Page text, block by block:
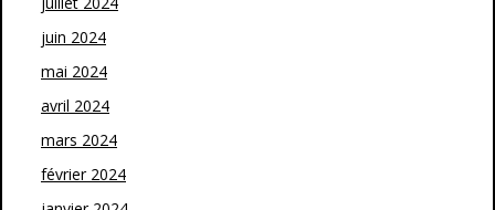
juin 2024
mai 2024
avril 2024
mars 2024
février 2024